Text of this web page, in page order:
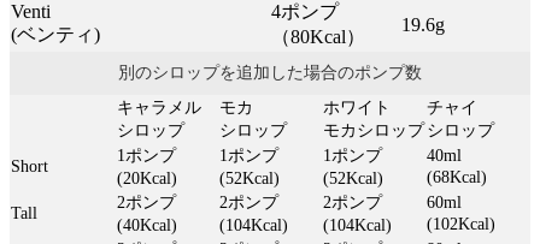
Venti
(ベンティ)
4ポンプ
（80Kcal）
19.6g
別のシロップを追加した場合のポンプ数
キャラメル
シロップ
モカ
シロップ
ホワイト
モカシロップ
チャイ
シロップ
Short
1ポンプ
(20Kcal)
1ポンプ
(52Kcal)
1ポンプ
(52Kcal)
40ml
(68Kcal)
Tall
2ポンプ
(40Kcal)
2ポンプ
(104Kcal)
2ポンプ
(104Kcal)
60ml
(102Kcal)